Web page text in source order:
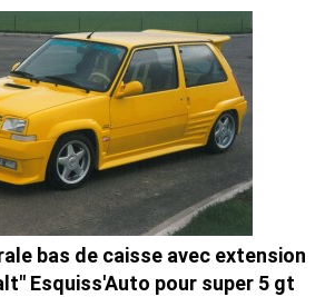
bas de caisse avec extension
Esquiss'Auto pour super 5 gt